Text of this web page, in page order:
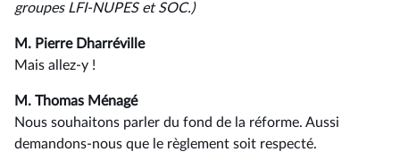
groupes LFI-NUPES et SOC.)
M. Pierre Dharréville
Mais allez-y !
M. Thomas Ménagé
Nous souhaitons parler du fond de la réforme. Aussi
demandons-nous que le règlement soit respecté.